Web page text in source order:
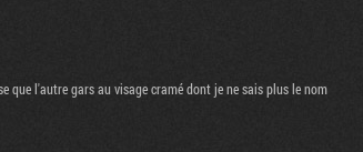
que l'autre gars au visage cramé dont je ne sais plus le nom